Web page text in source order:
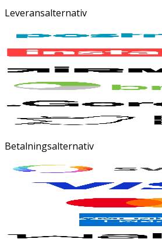
Leveransalternativ
Betalningsalternativ